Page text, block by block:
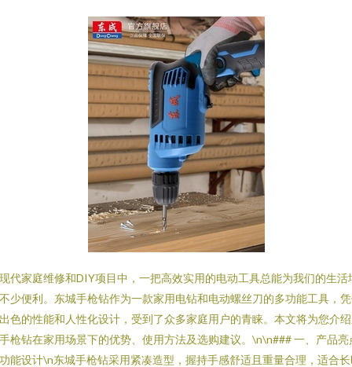
代家庭维修和DIY项目中，一把高效实用的电动工具总能为我们的生活
少便利。东城手枪钻作为一款家用电钻和电动螺丝刀的多功能工具，
色的性能和人性化设计，受到了众多家庭用户的青睐。本文将为您介
枪钻在家用场景下的优势、使用方法及选购建议。\n\n### 一、产品亮
能设计\n东城手枪钻采用紧凑造型，握持手感舒适且重量合理，适合